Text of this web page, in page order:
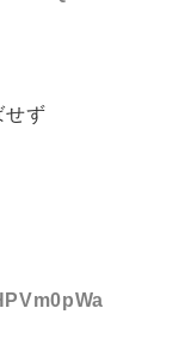
せず